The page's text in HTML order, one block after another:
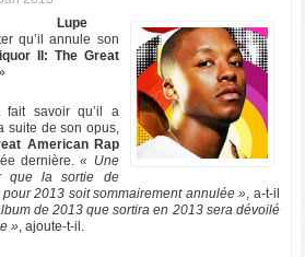
Lupe
qu’il annule son
II: The Great
savoir qu’il a
suite de son opus,
American Rap
dernière.« Une
que la sortie de
pour 2013 soit sommairement annulée », a-t-il
de 2013 que sortira en 2013 sera dévoilé
», ajoute-t-il.